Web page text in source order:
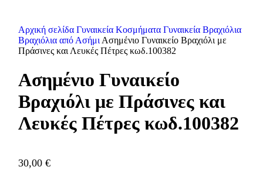
Αρχική σελίδα Γυναικεία Κοσμήματα Γυναικεία Βραχιόλια
Βραχιόλια από Ασήμι Ασημένιο Γυναικείο Βραχιόλι με
Πράσινες και Λευκές Πέτρες κωδ.100382
Ασημένιο Γυναικείο
Βραχιόλι με Πράσινες και
Λευκές Πέτρες κωδ.100382
30,00 €